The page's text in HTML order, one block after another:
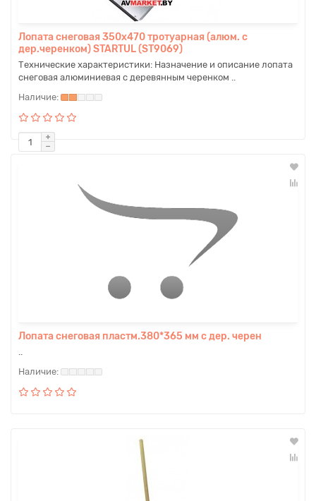
Лопата снеговая 350х470 тротуарная (алюм. с
дер.черенком) STARTUL (ST9069)
Технические характеристики: Назначение и описание лопата
снеговая алюминиевая с деревянным черенком ..
Лопата снеговая пластм.380*365 мм с дер. черен
..